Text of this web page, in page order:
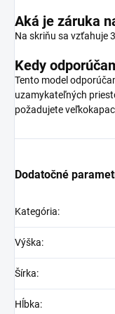
Aká je záruka
Na skriňu sa vzťahuje
Kedy
Tento model
uzamykateľných
požadujete
Dodatočné
Kategória:
Výška:
Šírka:
Hĺbka: